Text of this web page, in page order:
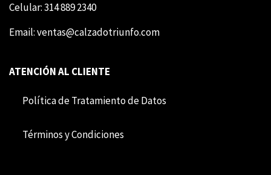
Celular: 314 889 2340
Email:ventas@calzadotriunfo.com
ATENCIÓN AL CLIENTE
Política de Tratamiento de Datos
Término​​s y Condiciones